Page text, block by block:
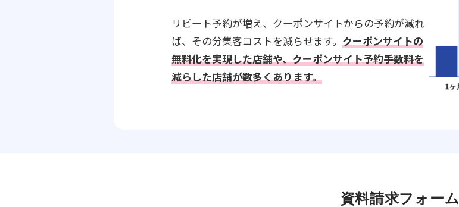
リピート予約が増え、クーポンサイトからの予約が減れ
ば、その分集客コストを減らせます。 クーポンサイトの
無料化を実現した店舗や、クーポンサイト予約手数料を
減らした店舗が数多くあります。
資料請求フォーム